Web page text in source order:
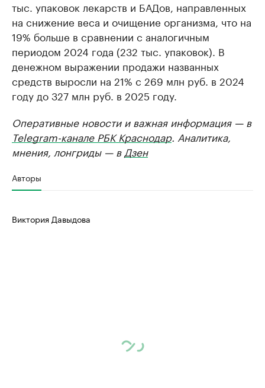
тыс. упаковок лекарств и БАДов, направленных
на снижение веса и очищение организма, что на
19% больше в сравнении с аналогичным
периодом 2024 года (232 тыс. упаковок). В
денежном выражении продажи названных
средств выросли на 21% с 269 млн руб. в 2024
году до 327 млн руб. в 2025 году.
Оперативные новости и важная информация — в
Telegram-канале РБК Краснодар. Аналитика,
мнения, лонгриды — в Дзен
Авторы
Виктория Давыдова